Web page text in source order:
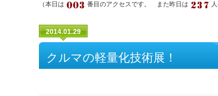
（本日は 番目のアクセスです。 また昨日は
2014.01.29
クルマの軽量化技術展！